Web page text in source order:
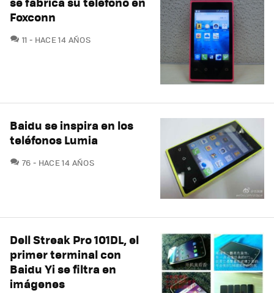
Foxconn
11 COMENTARIOS
HACE 14 AÑOS
Baidu se inspira en los
teléfonos Lumia
76 COMENTARIOS
HACE 14 AÑOS
Dell Streak Pro 101DL, el
primer terminal con
Baidu Yi se filtra en
imágenes